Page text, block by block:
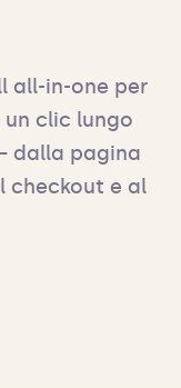
all-in-one per
clic lungo
dalla pagina
checkout e al